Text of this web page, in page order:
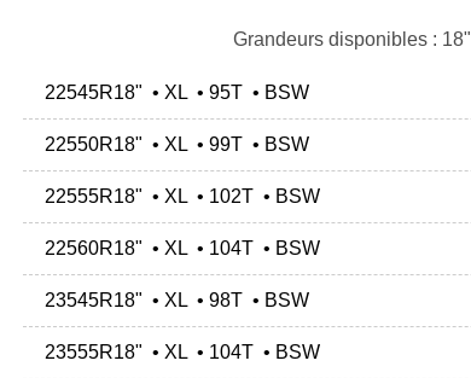
Grandeurs disponibles : 18"
22545R18" • XL • 95T • BSW
22550R18" • XL • 99T • BSW
22555R18" • XL • 102T • BSW
22560R18" • XL • 104T • BSW
23545R18" • XL • 98T • BSW
23555R18" • XL • 104T • BSW